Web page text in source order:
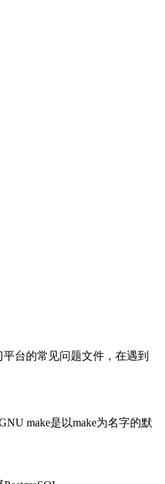
台的常见问题文件，在遇到
make是以make为名字的默